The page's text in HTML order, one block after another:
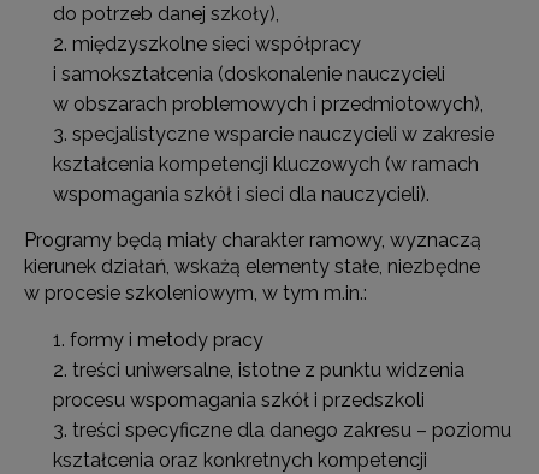
do potrzeb danej szkoły),
międzyszkolne sieci współpracy
i samokształcenia (doskonalenie nauczycieli
w obszarach problemowych i przedmiotowych),
specjalistyczne wsparcie nauczycieli w zakresie
kształcenia kompetencji kluczowych (w ramach
wspomagania szkół i sieci dla nauczycieli).
Programy będą miały charakter ramowy, wyznaczą
kierunek działań, wskażą elementy stałe, niezbędne
w procesie szkoleniowym, w tym m.in.:
formy i metody pracy
treści uniwersalne, istotne z punktu widzenia
procesu wspomagania szkół i przedszkoli
treści specyficzne dla danego zakresu – poziomu
kształcenia oraz konkretnych kompetencji